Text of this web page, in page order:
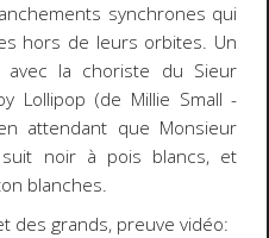
synchrones qui
hors de leurs orbites. Un
la choriste du Sieur
Lollipop (de Millie Small -
attendant que Monsieur
noir à pois blancs, et
blanches.
des grands, preuve vidéo: